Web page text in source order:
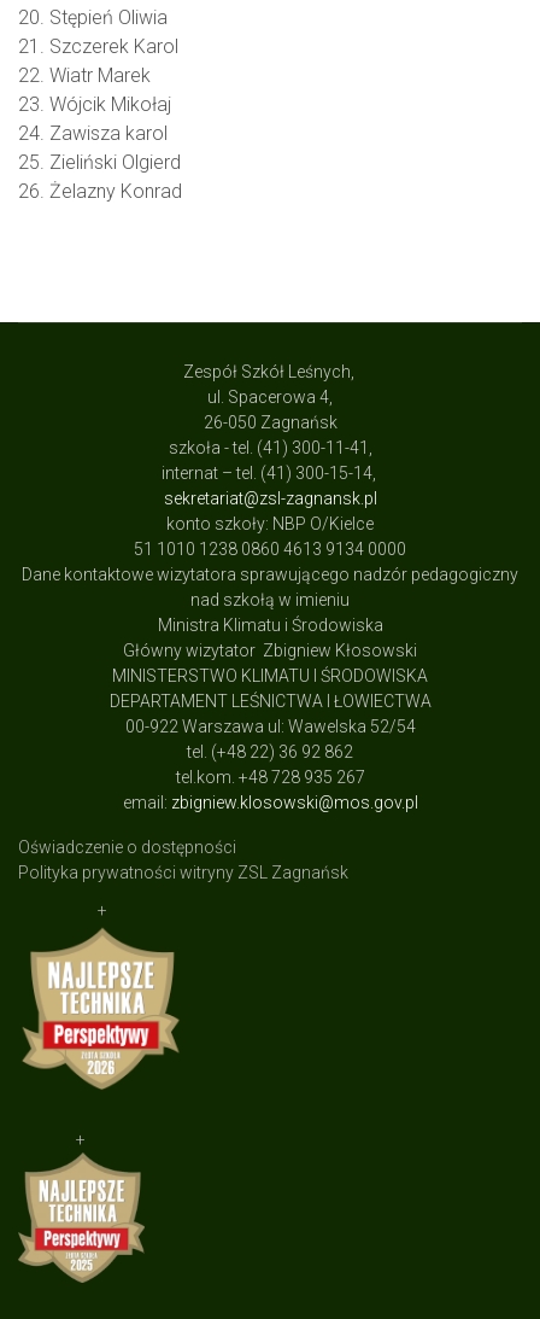
20. Stępień Oliwia
21. Szczerek Karol
22. Wiatr Marek
23. Wójcik Mikołaj
24. Zawisza karol
25. Zieliński Olgierd
26. Żelazny Konrad
Zespół Szkół Leśnych,
ul. Spacerowa 4,
26-050 Zagnańsk
szkoła - tel. (41) 300-11-41,
internat – tel. (41) 300-15-14,
sekretariat@zsl-zagnansk.pl
konto szkoły: NBP O/Kielce
51 1010 1238 0860 4613 9134 0000
Dane kontaktowe wizytatora sprawującego nadzór pedagogiczny
nad szkołą w imieniu
Ministra Klimatu i Środowiska
Główny wizytator Zbigniew Kłosowski
MINISTERSTWO KLIMATU I ŚRODOWISKA
DEPARTAMENT LEŚNICTWA I ŁOWIECTWA
00-922 Warszawa ul: Wawelska 52/54
tel. (+48 22) 36 92 862
tel.kom. +48 728 935 267
email: zbigniew.klosowski@mos.gov.pl
Oświadczenie o dostępności
Polityka prywatności witryny ZSL Zagnańsk
+
+